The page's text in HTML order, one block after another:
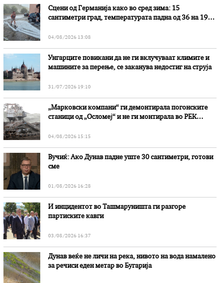
Сцени од Германија како во сред зима: 15
сантиметри град, температурата падна од 36 на 19
04/08/2026 13:08
Унгарците повикани да не ги вклучуваат климите и
машините за перење, се заканува недостиг на струја
31/07/2026 19:10
„Марковски компани“ ги демонтирала погонските
станици од „Осломеј“ и не ги монтирала во РЕК
04/08/2026 15:15
Вучиќ: Ако Дунав падне уште 30 сантиметри, готови
сме
01/08/2026 16:28
И инцидентот во Ташмаруништa ги разгоре
партиските кавги
03/08/2026 16:37
Дунав веќе не личи на река, нивото на вода намалено
за речиси еден метар во Бугарија